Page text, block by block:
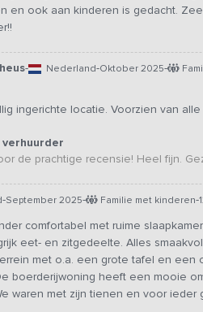
en ook aan kinderen is gedacht.
- Nederland-Oktober 2025-
ingerichte locatie. Voorzien van
verhuurder
de prachtige recensie! Heel fijn.
-September 2025- Familie met kinderen-
comfortabel met ruime
eet- en zitgedeelte. Alles
met o.a. een grote tafel en een
boerderijwoning heeft een mooie
waren met zijn tienen en voor